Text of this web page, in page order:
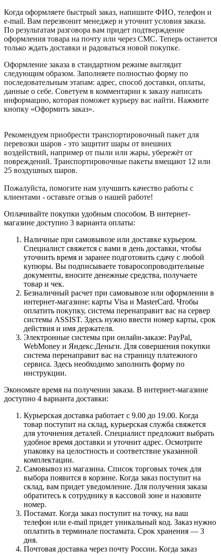
Когда оформляете быстрый заказ, напишите ФИО, телефон и
e-mail. Вам перезвонит менеджер и уточнит условия заказа.
По результатам разговора вам придет подтверждение
оформления товара на почту или через СМС. Теперь останется
только ждать доставки и радоваться новой покупке.
Оформление заказа в стандартном режиме выглядит
следующим образом. Заполняете полностью форму по
последовательным этапам: адрес, способ доставки, оплаты,
данные о себе. Советуем в комментарии к заказу написать
информацию, которая поможет курьеру вас найти. Нажмите
кнопку «Оформить заказ».
Рекомендуем приобрести транспортировочный пакет для
перевозки шаров - это защитит шары от внешних
воздействий, например от пыли или жары, убережёт от
повреждений. Транспортировочные пакеты вмещают 12 или
25 воздушных шаров.
Пожалуйста, помогите нам улучшить качество работы с
клиентами - оставьте отзыв о нашей работе!
Оплачивайте покупки удобным способом. В интернет-
магазине доступно 3 варианта оплаты:
Наличные при самовывозе или доставке курьером.
Специалист свяжется с вами в день доставки, чтобы
уточнить время и заранее подготовить сдачу с любой
купюры. Вы подписываете товаросопроводительные
документы, вносите денежные средства, получаете
товар и чек.
Безналичный расчет при самовывозе или оформлении в
интернет-магазине: карты Visa и MasterCard. Чтобы
оплатить покупку, система перенаправит вас на сервер
системы ASSIST. Здесь нужно ввести номер карты, срок
действия и имя держателя.
Электронные системы при онлайн-заказе: PayPal,
WebMoney и Яндекс.Деньги. Для совершения покупки
система перенаправит вас на страницу платежного
сервиса. Здесь необходимо заполнить форму по
инструкции.
Экономьте время на получении заказа. В интернет-магазине
доступно 4 варианта доставки:
Курьерская доставка работает с 9.00 до 19.00. Когда
товар поступит на склад, курьерская служба свяжется
для уточнения деталей. Специалист предложит выбрать
удобное время доставки и уточнит адрес. Осмотрите
упаковку на целостность и соответствие указанной
комплектации.
Самовывоз из магазина. Список торговых точек для
выбора появится в корзине. Когда заказ поступит на
склад, вам придет уведомление. Для получения заказа
обратитесь к сотруднику в кассовой зоне и назовите
номер.
Постамат. Когда заказ поступит на точку, на ваш
телефон или e-mail придет уникальный код. Заказ нужно
оплатить в терминале постамата. Срок хранения — 3
дня.
Почтовая доставка через почту России. Когда заказ